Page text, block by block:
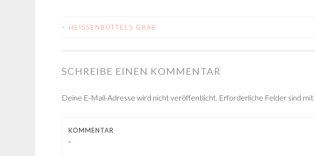
BEITRAGS-
< HEISSENBÜTTELS GRAB
SCHREIBE EINEN KOMMENTAR
Deine E-Mail-Adresse wird nicht veröffentlicht. Erforderliche Felder sind mit
KOMMENTAR
*